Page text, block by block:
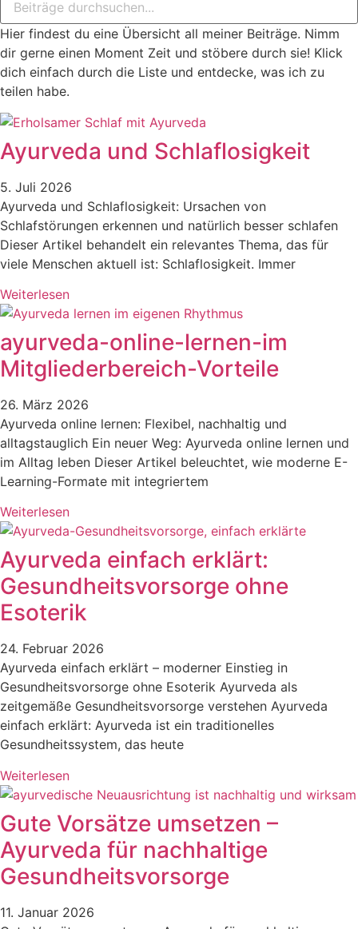
Hier findest du eine Übersicht all meiner Beiträge. Nimm
dir gerne einen Moment Zeit und stöbere durch sie! Klick
dich einfach durch die Liste und entdecke, was ich zu
teilen habe.
Ayurveda und Schlaflosigkeit
5. Juli 2026
Ayurveda und Schlaflosigkeit: Ursachen von
Schlafstörungen erkennen und natürlich besser schlafen
Dieser Artikel behandelt ein relevantes Thema, das für
viele Menschen aktuell ist: Schlaflosigkeit. Immer
Weiterlesen
ayurveda-online-lernen-im
Mitgliederbereich-Vorteile
26. März 2026
Ayurveda online lernen: Flexibel, nachhaltig und
alltagstauglich Ein neuer Weg: Ayurveda online lernen und
im Alltag leben Dieser Artikel beleuchtet, wie moderne E-
Learning-Formate mit integriertem
Weiterlesen
Ayurveda einfach erklärt:
Gesundheitsvorsorge ohne
Esoterik
24. Februar 2026
Ayurveda einfach erklärt – moderner Einstieg in
Gesundheitsvorsorge ohne Esoterik Ayurveda als
zeitgemäße Gesundheitsvorsorge verstehen Ayurveda
einfach erklärt: Ayurveda ist ein traditionelles
Gesundheitssystem, das heute
Weiterlesen
Gute Vorsätze umsetzen –
Ayurveda für nachhaltige
Gesundheitsvorsorge
11. Januar 2026